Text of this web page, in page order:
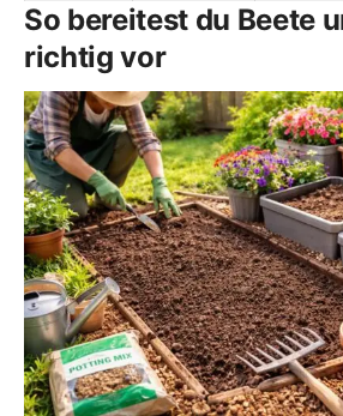
So bereitest du Beete
richtig vor